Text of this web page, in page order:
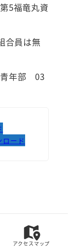
福竜丸資
合員は無
年部 03
ロード
載を禁じま
アクセスマップ